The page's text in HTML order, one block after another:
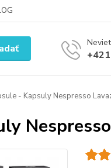
- Kapsuly Nespresso